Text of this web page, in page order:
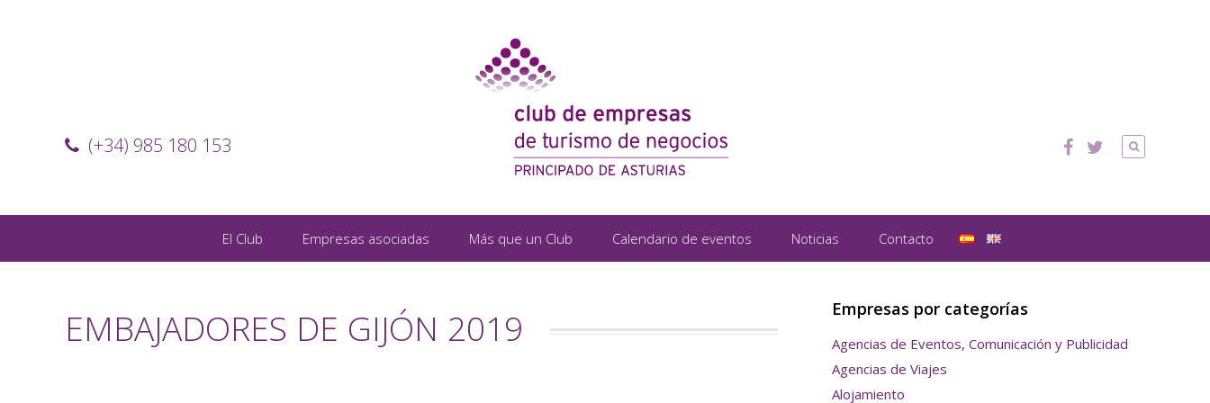
(+34) 985 180 153
El Club Empresas asociadas Más que un Club Calendario de eventos Noticias Contacto
EMBAJADORES DE GIJÓN 2019 Empresas por categorías
Agencias de Eventos, Comunicación y Publicidad
Agencias de Viajes
Alojamiento